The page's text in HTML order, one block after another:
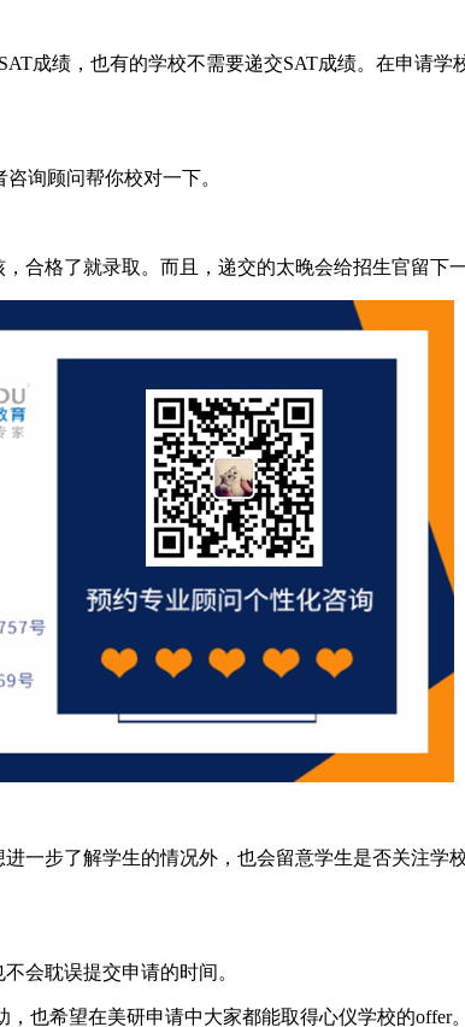
成绩，也有的学校不需要递交SAT成绩。在申请学
询顾问帮你校对一下。
格了就录取。而且，递交的太晚会给招生官留下一
步了解学生的情况外，也会留意学生是否关注学
会耽误提交申请的时间。
希望在美研申请中大家都能取得心仪学校的offer